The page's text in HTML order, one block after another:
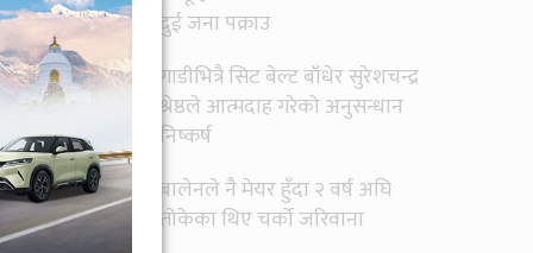
दुई जना पक्राउ
गाडीभित्रै सिट बेल्ट बाँधेर सुरेशचन्द्र
श्रेष्ठले आत्मदाह गरेको अनुसन्धान
निष्कर्ष
८
बालेनले नै मेयर हुँदा २ वर्ष अघि
तोकेका थिए चर्को जरिवाना